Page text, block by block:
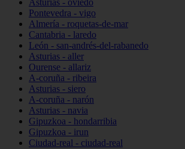
Asturias - oviedo
Pontevedra - vigo
Almería - roquetas-de-mar
Cantabria - laredo
León - san-andrés-del-rabanedo
Asturias - aller
Ourense - allariz
A-coruña - ribeira
Asturias - siero
A-coruña - narón
Asturias - navia
Gipuzkoa - hondarribia
Gipuzkoa - irun
Ciudad-real - ciudad-real